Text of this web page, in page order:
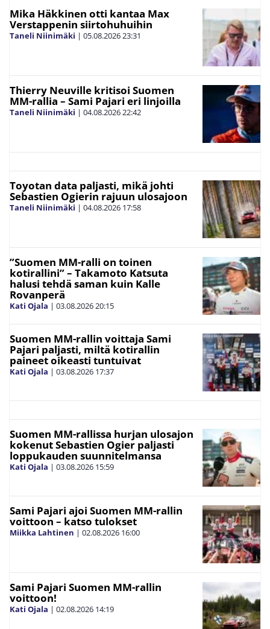
Mika Häkkinen otti kantaa Max
Verstappenin siirtohuhuihin
Taneli Niinimäki | 05.08.202623:31
Thierry Neuville kritisoi Suomen
MM-rallia – Sami Pajari eri linjoilla
Taneli Niinimäki | 04.08.202622:42
Toyotan data paljasti, mikä johti
Sebastien Ogierin rajuun ulosajoon
Taneli Niinimäki | 04.08.2026 17:58
”Suomen MM-ralli on toinen
kotirallini” – Takamoto Katsuta
halusi tehdä saman kuin Kalle
Rovanperä
Kati Ojala | 03.08.202620:15
Suomen MM-rallin voittaja Sami
Pajari paljasti, miltä kotirallin
paineet oikeasti tuntuivat
Kati Ojala | 03.08.2026 17:37
Suomen MM-rallissa hurjan ulosajon
kokenut Sebastien Ogier paljasti
loppukauden suunnitelmansa
Kati Ojala | 03.08.2026 15:59
Sami Pajari ajoi Suomen MM-rallin
voittoon – katso tulokset
Miikka Lahtinen | 02.08.2026 16:00
Sami Pajari Suomen MM-rallin
voittoon!
Kati Ojala | 02.08.2026 14:19